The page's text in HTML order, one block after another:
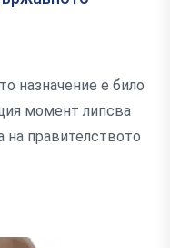
назначение е било
момент липсва
правителството